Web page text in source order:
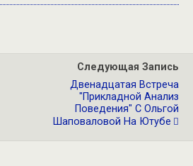
Следующая Запись
Двенадцатая Встреча
"Прикладной Анализ
Поведения" С Ольгой
Шаповаловой На Ютубе